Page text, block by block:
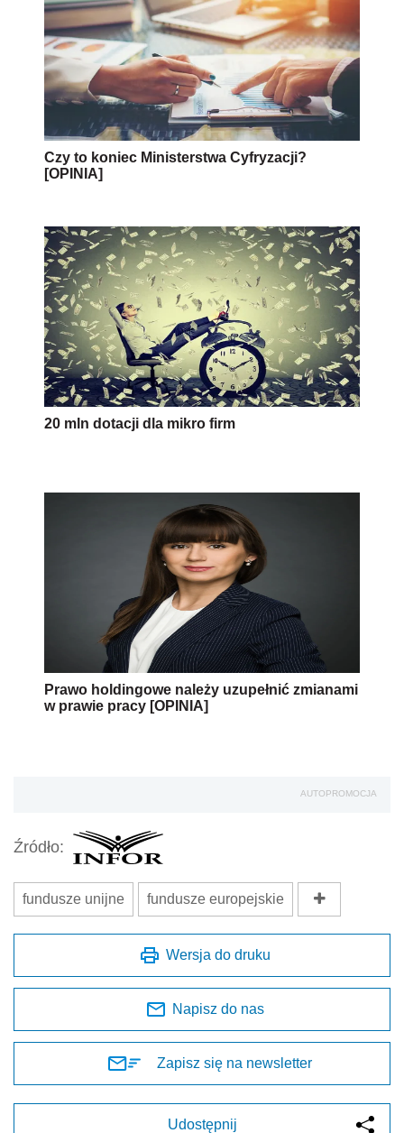
Czy to koniec Ministerstwa Cyfryzacji?
[OPINIA]
20 mln dotacji dla mikro firm
Prawo holdingowe należy uzupełnić zmianami
w prawie pracy [OPINIA]
AUTOPROMOCJA
Źródło:
fundusze unijne fundusze europejskie
Wersja do druku
Napisz do nas
Zapisz się na newsletter
Udostępnij